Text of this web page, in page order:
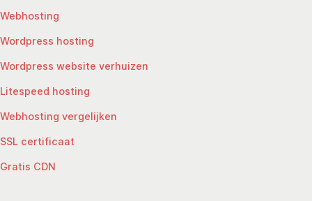
Webhosting
Wordpress hosting
Wordpress website verhuizen
Litespeed hosting
Webhosting vergelijken
SSL certificaat
Gratis CDN